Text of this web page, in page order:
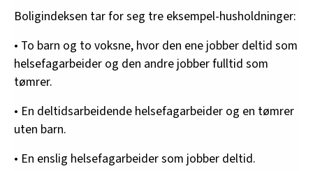
Boligindeksen tar for seg tre eksempel-husholdninger:
• To barn og to voksne, hvor den ene jobber deltid som
helsefagarbeider og den andre jobber fulltid som
tømrer.
• En deltidsarbeidende helsefagarbeider og en tømrer
uten barn.
• En enslig helsefagarbeider som jobber deltid.